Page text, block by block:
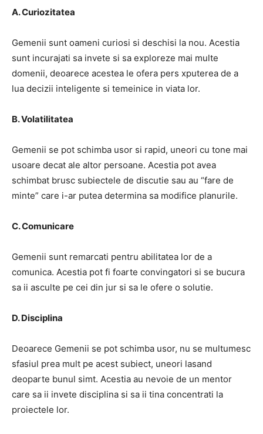
A. Curiozitatea
Gemenii sunt oameni curiosi si deschisi la nou. Acestia
sunt incurajati sa invete si sa exploreze mai multe
domenii, deoarece acestea le ofera pers xputerea de a
lua decizii inteligente si temeinice in viata lor.
B. Volatilitatea
Gemenii se pot schimba usor si rapid, uneori cu tone mai
usoare decat ale altor persoane. Acestia pot avea
schimbat brusc subiectele de discutie sau au “fare de
minte” care i-ar putea determina sa modifice planurile.
C. Comunicare
Gemenii sunt remarcati pentru abilitatea lor de a
comunica. Acestia pot fi foarte convingatori si se bucura
sa ii asculte pe cei din jur si sa le ofere o solutie.
D. Disciplina
Deoarece Gemenii se pot schimba usor, nu se multumesc
sfasiul prea mult pe acest subiect, uneori lasand
deoparte bunul simt. Acestia au nevoie de un mentor
care sa ii invete disciplina si sa ii tina concentrati la
proiectele lor.